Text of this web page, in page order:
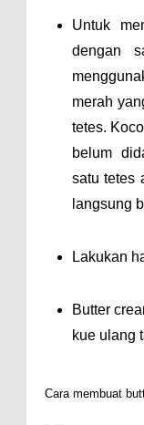
Untuk
dengan
merah
tetes.
belum
satu tetes
langsung
Lakukan
Butter
kue ulang
Cara membuat